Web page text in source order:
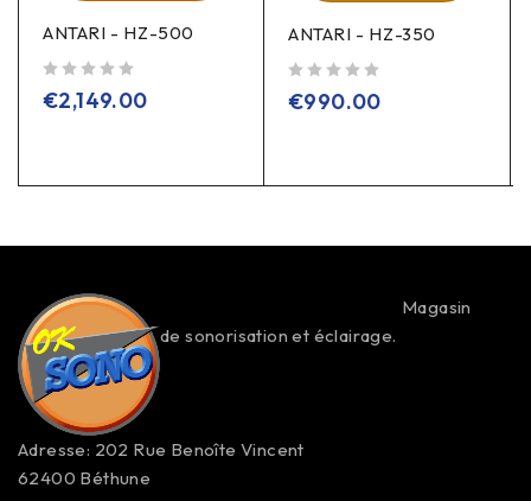
ANTARI - HZ-500
€2,149.00
ANTARI - HZ-350
€990.00
Magasin
de sonorisation et éclairage.
Adresse: 202 Rue Benoîte Vincent
62400 Béthune